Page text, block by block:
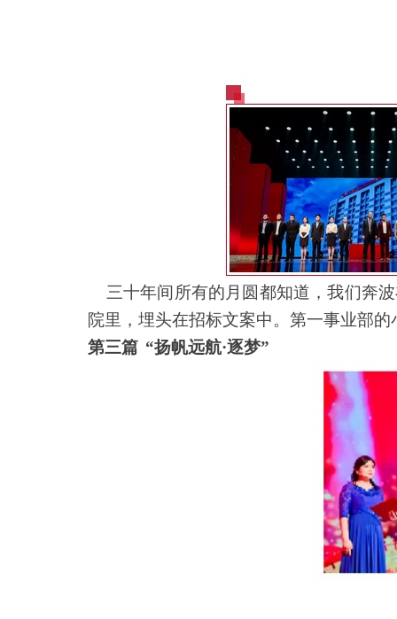
三十年间所有的月圆都知道，我们奔
院里，埋头在招标文案中。第一事业部
第三篇 “扬帆远航·逐梦”